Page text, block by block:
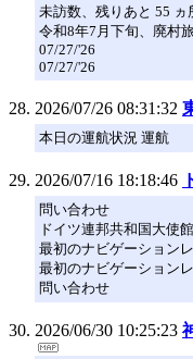
未訪数、残りあと 55 ヵ
令和8年7月下旬、廃村
07/27/'26
07/27/'26
2026/07/26 08:31:32
本日の運航状況 運航
2026/07/16 18:18:46
問い合わせ
ドイツ連邦共和国大使
最初のナビゲーション
最初のナビゲーション
問い合わせ
2026/06/30 10:25:23